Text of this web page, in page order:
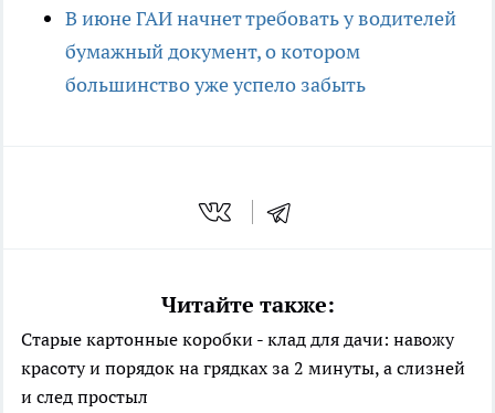
В июне ГАИ начнет требовать у водителей
бумажный документ, о котором
большинство уже успело забыть
Читайте также:
Старые картонные коробки - клад для дачи: навожу
красоту и порядок на грядках за 2 минуты, а слизней
и след простыл